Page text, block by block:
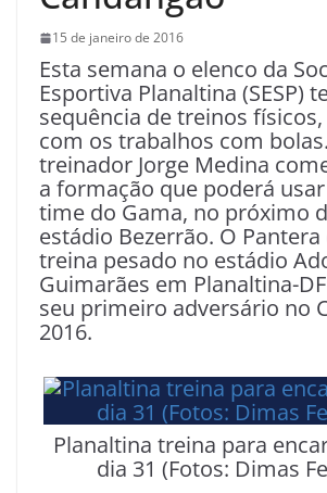
15 de janeiro de 2016
Esta semana o elenco da
Esportiva Planaltina (SESP)
sequência de treinos
com os trabalhos com
treinador Jorge Medina
a formação que poderá
time do Gama, no próximo
estádio Bezerrão. O
treina pesado no estádio
Guimarães em Planaltina-
seu primeiro adversário no
2016.
Planaltina treina para
dia 31 (Fotos: Dimas